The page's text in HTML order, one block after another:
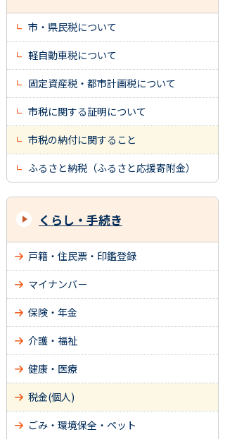
市・県民税について
軽自動車税について
固定資産税・都市計画税について
市税に関する証明について
市税の納付に関すること
ふるさと納税（ふるさと応援寄附金）
くらし・手続き
戸籍・住民票・印鑑登録
マイナンバー
保険・年金
介護・福祉
健康・医療
税金(個人)
ごみ・環境保全・ペット